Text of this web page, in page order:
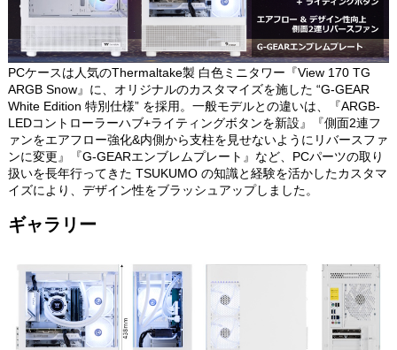
PCケースは人気のThermaltake製 白色ミニタワー『View 170 TG
ARGB Snow』に、オリジナルのカスタマイズを施した “G-GEAR
White Edition 特別仕様” を採用。一般モデルとの違いは、『ARGB-
LEDコントローラーハブ+ライティングボタンを新設』『側面2連フ
ァンをエアフロー強化&内側から支柱を見せないようにリバースファ
ンに変更』『G-GEARエンブレムプレート』など、PCパーツの取り
扱いを長年行ってきた TSUKUMO の知識と経験を活かしたカスタマ
イズにより、デザイン性をブラッシュアップしました。
ギャラリー